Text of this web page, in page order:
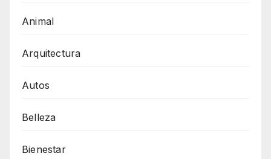
Animal
Arquitectura
Autos
Belleza
Bienestar